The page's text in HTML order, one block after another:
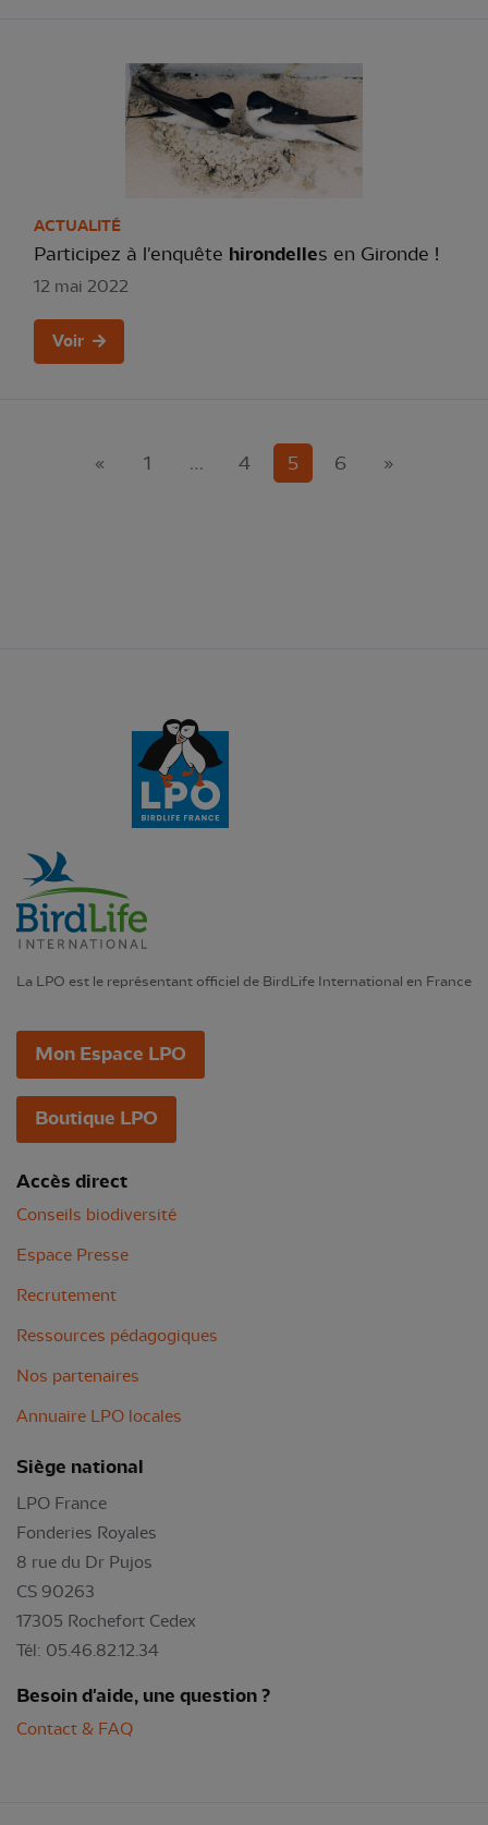
ACTUALITÉ
Participez à l'enquête hirondelles en Gironde !
12 mai 2022
Voir
« 1 … 4 5(current)
6 »
La LPO est le représentant officiel de BirdLife International en France
Mon Espace LPO
Boutique LPO
Accès direct
Conseils biodiversité
Espace Presse
Recrutement
Ressources pédagogiques
Nos partenaires
Annuaire LPO locales
Siège national
LPO France
Fonderies Royales
8 rue du Dr Pujos
CS 90263
17305 Rochefort Cedex
Tél: 05.46.82.12.34
Besoin d'aide, une question ?
Contact & FAQ